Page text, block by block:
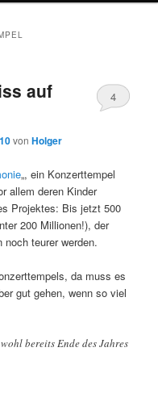
auf
vonHolger
4
„, ein Konzerttempel
allem deren Kinder
Projektes: Bis jetzt 500
200 Millionen!), der
teurer werden.
da muss es
gut gehen, wenn so viel
bereits Ende des Jahres